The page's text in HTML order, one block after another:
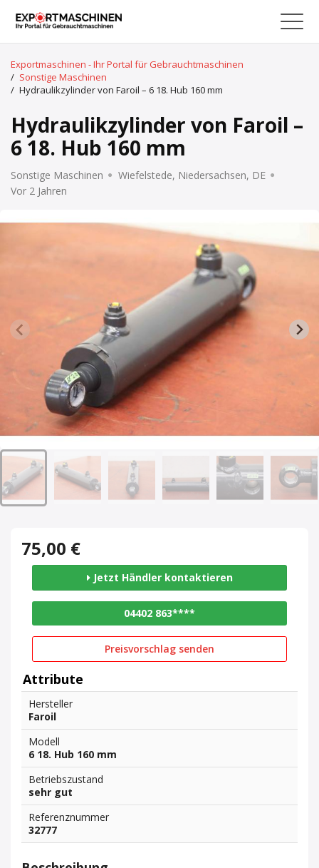
Exportmaschinen - Ihr Portal für Gebrauchtmaschinen
/ Sonstige Maschinen
/ Hydraulikzylinder von Faroil – 6 18. Hub 160 mm
Hydraulikzylinder von Faroil –
6 18. Hub 160 mm
Sonstige Maschinen
Wiefelstede, Niedersachsen, DE
Vor 2 Jahren
75,00 €
Jetzt Händler kontaktieren
04402 863****
Preisvorschlag senden
Attribute
Hersteller
Faroil
Modell
6 18. Hub 160 mm
Betriebszustand
sehr gut
Referenznummer
32777